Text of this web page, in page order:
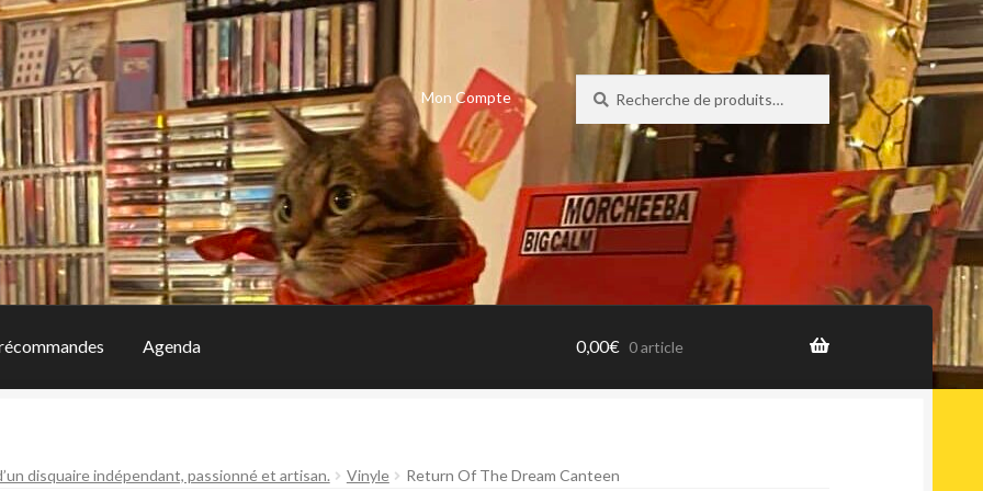
Mon Compte
pour :
Agenda 0,00€ 0 article
disquaire indépendant, passionné et artisan. Vinyle Return Of The Dream Canteen